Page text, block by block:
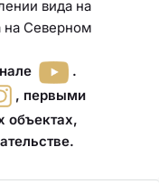
вида на
на Северном
.
, первыми
объектах,
.